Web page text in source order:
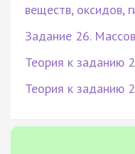
веществ, оксидов,
Задание 26.
Теория к заданию
Теория к заданию